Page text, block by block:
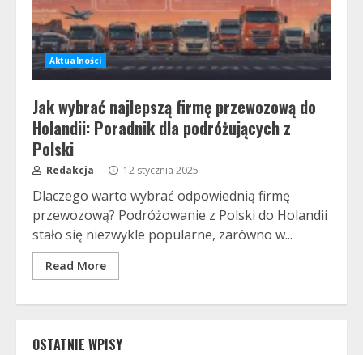
Aktualności
Jak wybrać najlepszą firmę przewozową do
Holandii: Poradnik dla podróżujących z
Polski
Redakcja 12 stycznia 2025
Dlaczego warto wybrać odpowiednią firmę
przewozową? Podróżowanie z Polski do Holandii
stało się niezwykle popularne, zarówno w...
Read More
OSTATNIE WPISY